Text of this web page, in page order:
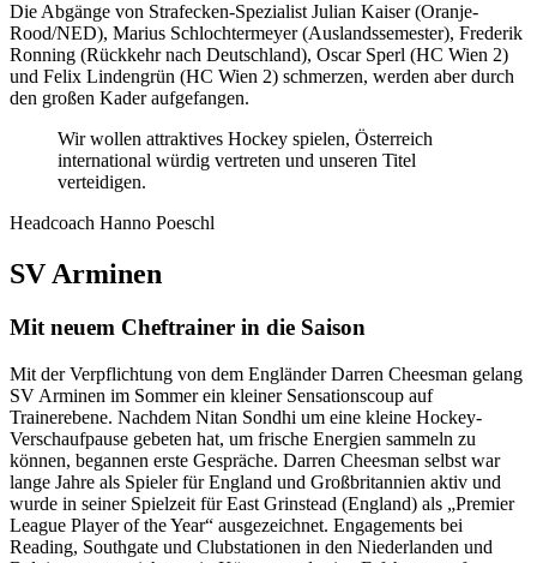
Die Abgänge von Strafecken-Spezialist Julian Kaiser (Oranje-
Rood/NED), Marius Schlochtermeyer (Auslandssemester), Frederik
Ronning (Rückkehr nach Deutschland), Oscar Sperl (HC Wien 2)
und Felix Lindengrün (HC Wien 2) schmerzen, werden aber durch
den großen Kader aufgefangen.
Wir wollen attraktives Hockey spielen, Österreich
international würdig vertreten und unseren Titel
verteidigen.
Headcoach Hanno Poeschl
SV Arminen
Mit neuem Cheftrainer in die Saison
Mit der Verpflichtung von dem Engländer Darren Cheesman gelang
SV Arminen im Sommer ein kleiner Sensationscoup auf
Trainerebene. Nachdem Nitan Sondhi um eine kleine Hockey-
Verschaufpause gebeten hat, um frische Energien sammeln zu
können, begannen erste Gespräche. Darren Cheesman selbst war
lange Jahre als Spieler für England und Großbritannien aktiv und
wurde in seiner Spielzeit für East Grinstead (England) als „Premier
League Player of the Year“ ausgezeichnet. Engagements bei
Reading, Southgate und Clubstationen in den Niederlanden und